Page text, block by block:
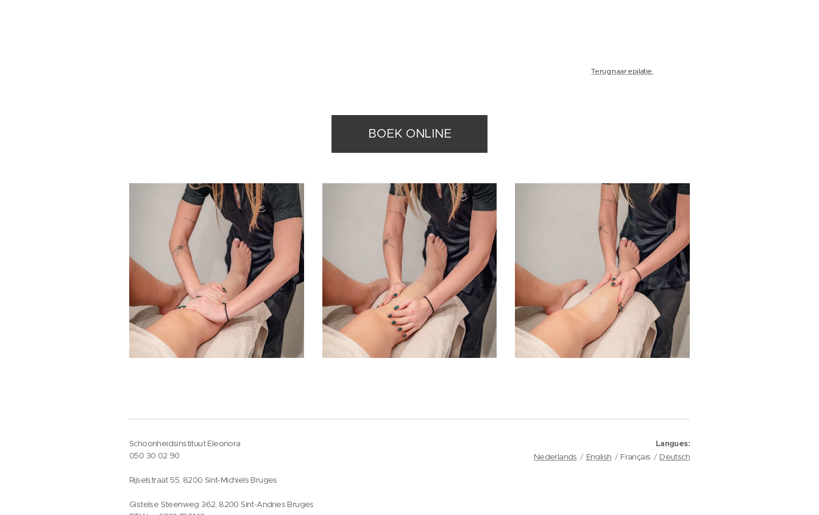
Terug naar epilatie.
BOEK ONLINE
Schoonheidsinstituut Eleonora
050 30 02 90
Rijselstraat 55, 8200 Sint-Michiels Bruges
Gistelse Steenweg 362, 8200 Sint-Andries Bruges
Langues
Nederlands
English Français Deutsch